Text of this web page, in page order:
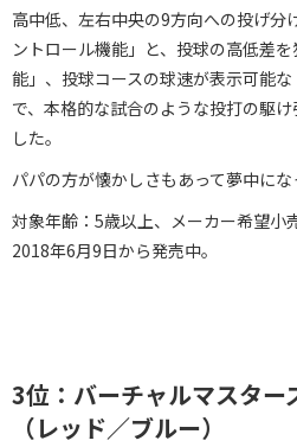
高中低、左右中央の9方向への投げ分
ントロール機能」と、投球の高低差
能」、投球コースの球速が表示可能な
で、本格的な試合のような投打の駆
した。
パパの方が懐かしさもあって夢中にな
対象年齢：5歳以上、メーカー希望小
2018年6月9日から発売中。
3位：バーチャルマスター
（レッド／ブルー）